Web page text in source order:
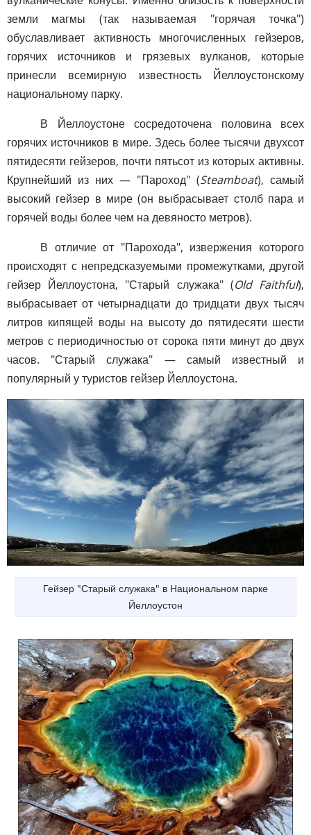
земли магмы (так называемая "горячая точка")
обуславливает активность многочисленных гейзеров,
горячих источников и грязевых вулканов, которые
принесли всемирную известность Йеллоустонскому
национальному парку.
В Йеллоустоне сосредоточена половина всех
горячих источников в мире. Здесь более тысячи двухсот
пятидесяти гейзеров, почти пятьсот из которых активны.
Крупнейший из них — "Пароход" (Steamboat), самый
высокий гейзер в мире (он выбрасывает столб пара и
горячей воды более чем на девяносто метров).
В отличие от "Парохода", извержения которого
происходят с непредсказуемыми промежутками, другой
гейзер Йеллоустона, "Старый служака" (Old Faithful),
выбрасывает от четырнадцати до тридцати двух тысяч
литров кипящей воды на высоту до пятидесяти шести
метров с периодичностью от сорока пяти минут до двух
часов. "Старый служака" — самый известный и
популярный у туристов гейзер Йеллоустона.
Гейзер "Старый служака" в Национальном парке
Йеллоустон